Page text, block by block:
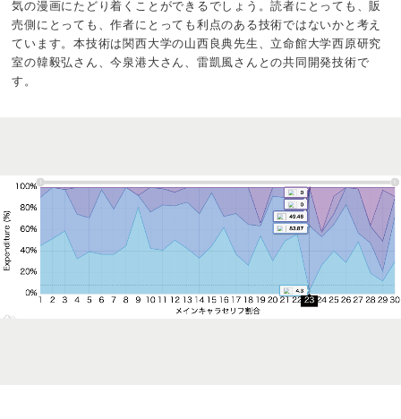
気の漫画にたどり着くことができるでしょう。読者にとっても、販
売側にとっても、作者にとっても利点のある技術ではないかと考え
ています。本技術は関西大学の山西良典先生、立命館大学西原研究
室の韓毅弘さん、今泉港大さん、雷凱風さんとの共同開発技術で
す。